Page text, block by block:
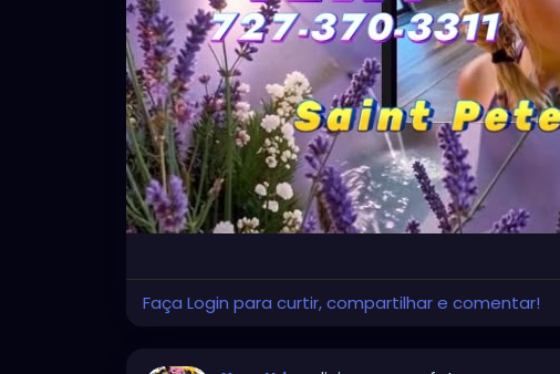
Faça Login para curtir, compartilhar e comentar!